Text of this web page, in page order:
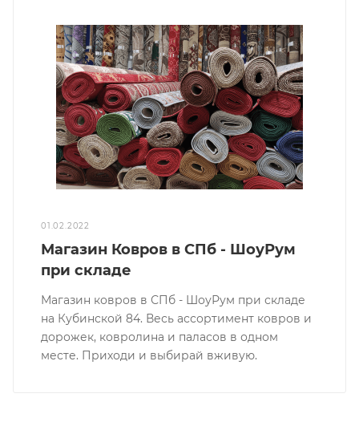
01.02.2022
Магазин Ковров в СПб - ШоуРум
при складе
Магазин ковров в СПб - ШоуРум при складе
на Кубинской 84. Весь ассортимент ковров и
дорожек, ковролина и паласов в одном
месте. Приходи и выбирай вживую.